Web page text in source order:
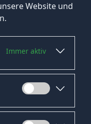
Website und
Immer aktiv